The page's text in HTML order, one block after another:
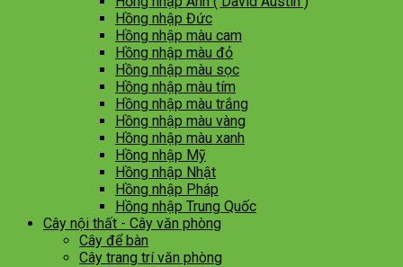
Hồng nhập Đức
Hồng nhập màu cam
Hồng nhập màu đỏ
Hồng nhập màu sọc
Hồng nhập màu tím
Hồng nhập màu trắng
Hồng nhập màu vàng
Hồng nhập màu xanh
Hồng nhập Mỹ
Hồng nhập Nhật
Hồng nhập Pháp
Hồng nhập Trung Quốc
Cây nội thất - Cây văn phòng
Cây để bàn
Cây trang trí văn phòng